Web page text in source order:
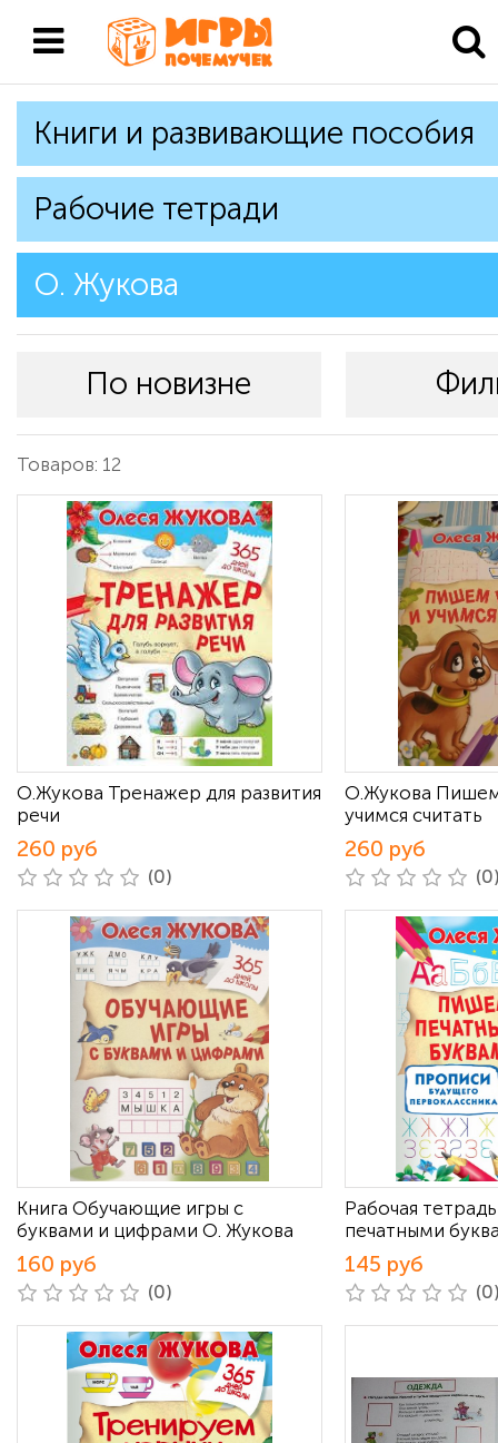
Книги и развивающие пособия
Рабочие тетради
О. Жукова
По новизне
Товаров: 12
О.Жукова Тренажер для развития
речи
260 руб
(0)
О.Жукова
учимся считать
260 руб
Книга Обучающие игры с
буквами и цифрами О. Жукова
160 руб
(0)
Рабочая
печатными
145 руб